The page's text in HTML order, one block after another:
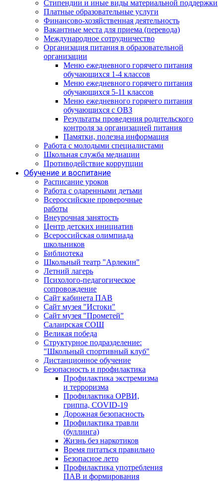
Стипендии и иные виды материальной поддержки
Платные образовательные услуги
Финансово-хозяйственная деятельность
Вакантные места для приема (перевода)
Международное сотрудничество
Организация питания в образовательной
организации
Меню ежедневного горячего питания
обучающихся 1-4 классов
Меню ежедневного горячего питания
обучающихся 5-11 классов
Меню ежедневного горячего питания
обучающихся с ОВЗ
Результаты проведения родительского
контроля за организацией питания
Памятки, полезна информация
Работа с молодыми специалистами
Школьная служба медиации
Противодействие коррупции
Обучение и воспитание
Расписание уроков
Работа с одаренными детьми
Всероссийские проверочные
работы
Внеурочная занятость
Центр детских инициатив
Всероссийская олимпиада
школьников
Библиотека
Школьный театр "Арлекин"
Летний лагерь
Психолого-педагогическое
сопровождение
Сайт кабинета ПАВ
Сайт музея "Истоки"
Сайт музея "Прометей"
Салаирская СОШ
Великая победа
Структурное подразделение:
"Школьный спортивный клуб"
Дистанционное обучение
Безопасность и профилактика
Профилактика экстремизма
и терроризма
Профилактика ОРВИ,
гриппа, COVID-19
Дорожная безопасность
Профилактика травли
(буллинга)
Жизнь без наркотиков
Время питаться правильно
Безопасное лето
Профилактика употребления
ПАВ и формирования